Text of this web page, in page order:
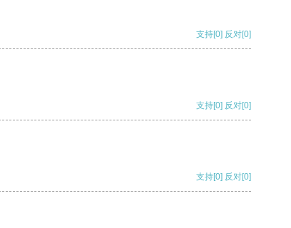
支持[0] 反对[0]
支持[0] 反对[0]
支持[0] 反对[0]